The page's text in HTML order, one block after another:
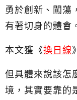
勇於創新、闖蕩
有著切身的體會
本文獲《換日線
但具體來說該怎
境，其實要靠的